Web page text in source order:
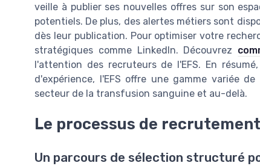
veille à publier ses nouvelles offres sur son
potentiels. De plus, des alertes métiers sont
dès leur publication. Pour optimiser votre
stratégiques comme LinkedIn. Découvrez
l'attention des recruteurs de l'EFS. En
d'expérience, l'EFS offre une gamme variée
secteur de la transfusion sanguine et au-delà.
Le processus de recrutement
Un parcours de sélection structuré